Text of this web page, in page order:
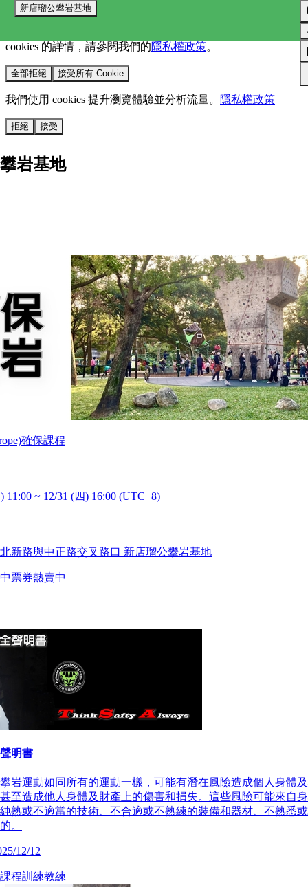
我們使用 cookies 來提升您的瀏覽體驗並分析網站流量。
cookies 的詳情，請參閱我們的隱私權政策。
全部拒絕 接受所有 Cookie
我們使用 cookies 提升瀏覽體驗並分析流量。 隱私權政策
拒絕 接受
新店瑠公攀岩基地
岩基地
確保課程
11:00 ~ 12/31 (四) 16:00 (UTC+8)
新路與中正路交叉路口 新店瑠公攀岩基地
票券熱賣中
明書
岩運動如同所有的運動一樣，可能有潛在風險造成個人身體
至造成他人身體及財產上的傷害和損失。這些風險可能來自
熟或不適當的技術、不合適或不熟練的裝備和器材、不熟悉
。
12/12
課程訓練教練